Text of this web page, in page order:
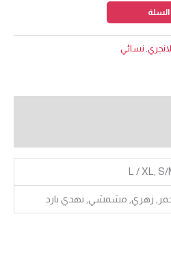
السلة
لانجري نسائي
L / XL, S/
زهري, مشمشي, نهدي بارد